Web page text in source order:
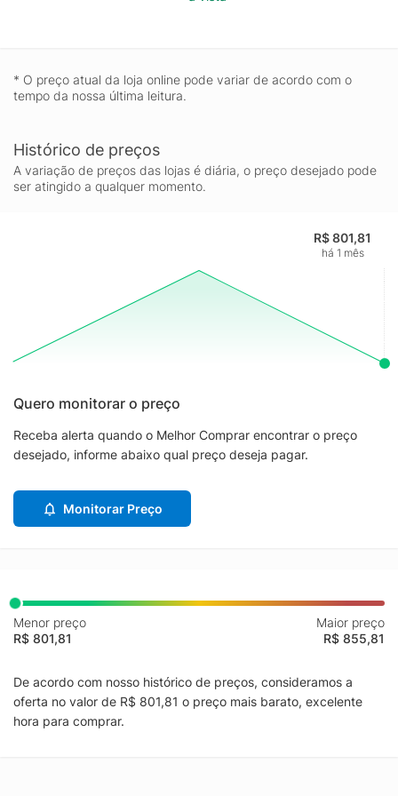
* O preço atual da loja online pode variar de acordo com o
tempo da nossa última leitura.
Histórico de preços
A variação de preços das lojas é diária, o preço desejado pode
ser atingido a qualquer momento.
R$ 801,81
há 1 mês
Quero monitorar o preço
Receba alerta quando o Melhor Comprar encontrar o preço
desejado, informe abaixo qual preço deseja pagar.
Monitorar Preço
Menor preço
R$ 801,81
Maior preço
R$ 855,81
De acordo com nosso histórico de preços, consideramos a
oferta no valor de R$ 801,81 o preço mais barato, excelente
hora para comprar.